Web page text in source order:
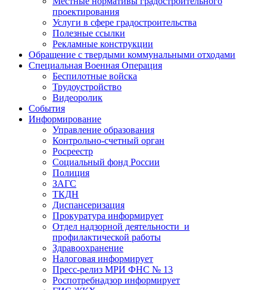
проектирования
Услуги в сфере градостроительства
Полезные ссылки
Рекламные конструкции
Обращение с твердыми коммунальными отходами
Специальная Военная Операция
Беспилотные войска
Трудоустройство
Видеоролик
События
Информирование
Управление образования
Контрольно-счетный орган
Росреестр
Социальный фонд России
Полиция
ЗАГС
ТКДН
Диспансеризация
Прокуратура информирует
Отдел надзорной деятельности и
профилактической работы
Здравоохранение
Налоговая информирует
Пресс-релиз МРИ ФНС № 13
Роспотребнадзор информирует